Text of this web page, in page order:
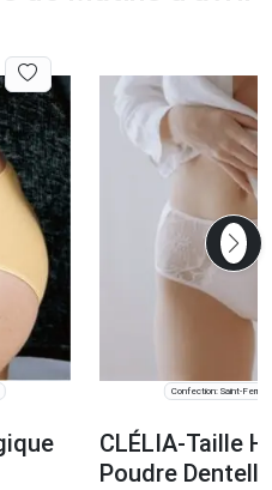
Confection: Saint-
CLÉLIA-Taille
Poudre Dentelle